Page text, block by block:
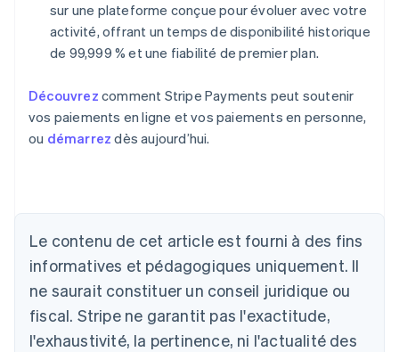
sur une plateforme conçue pour évoluer avec votre
activité, offrant un temps de disponibilité historique
de 99,999 % et une fiabilité de premier plan.
Découvrez comment Stripe Payments peut soutenir
vos paiements en ligne et vos paiements en personne,
ou démarrez dès aujourd’hui.
Le contenu de cet article est fourni à des fins
informatives et pédagogiques uniquement. Il
ne saurait constituer un conseil juridique ou
fiscal. Stripe ne garantit pas l'exactitude,
l'exhaustivité, la pertinence, ni l'actualité des
DeutschEnglish
English
Autriche
Deutsch English
Belgique
NederlandsFrançaisDeutschEnglish